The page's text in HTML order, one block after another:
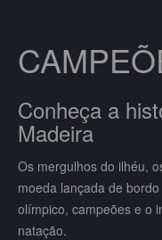
Conheça a
Madeira
Os mergulhos do ilhéu,
moeda lançada de
olímpico, campeões e o
natação.